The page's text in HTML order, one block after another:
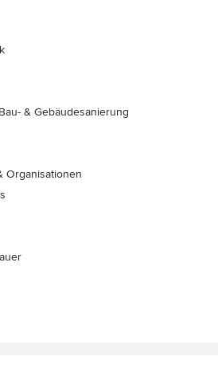
& Gebäudesanierung
Organisationen